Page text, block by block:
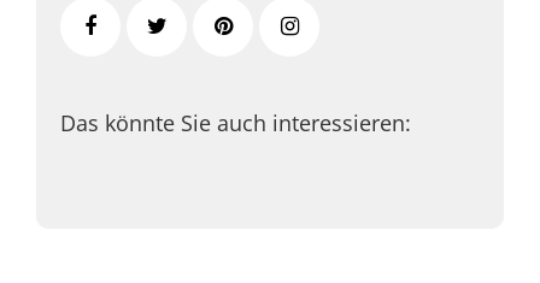
Das könnte Sie auch interessieren: